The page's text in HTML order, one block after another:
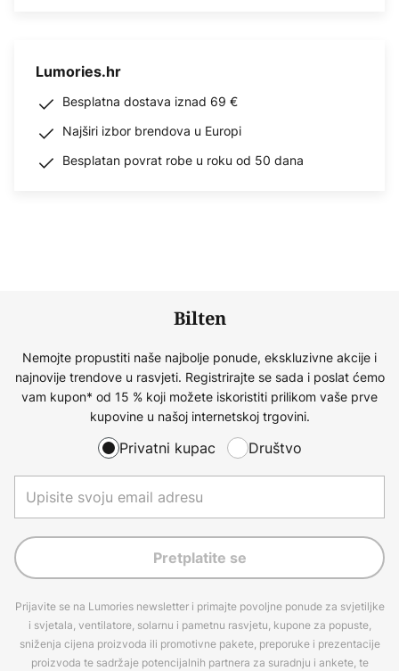
Lumories.hr
Besplatna dostava iznad 69 €
Najširi izbor brendova u Europi
Besplatan povrat robe u roku od 50 dana
Bilten
Nemojte propustiti naše najbolje ponude, ekskluzivne akcije i
najnovije trendove u rasvjeti. Registrirajte se sada i poslat ćemo
vam kupon* od 15 % koji možete iskoristiti prilikom vaše prve
kupovine u našoj internetskoj trgovini.
Privatni kupac Društvo
Pretplatite se
Prijavite se na Lumories newsletter i primajte povoljne ponude za svjetiljke
i svjetala, ventilatore, solarnu i pametnu rasvjetu, kupone za popuste,
sniženja cijena proizvoda ili promotivne pakete, preporuke i prezentacije
proizvoda te sadržaje potencijalnih partnera za suradnju i ankete, te